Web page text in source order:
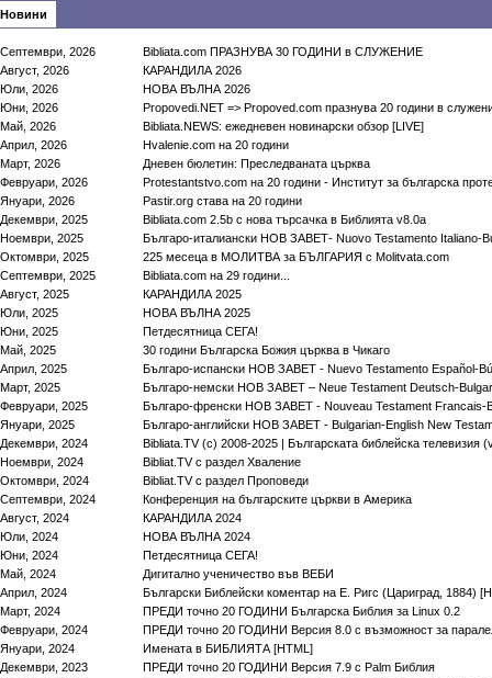
Новини
Септември, 2026
Bibliata.com ПРАЗНУВА 30 ГОДИНИ в СЛУЖЕНИЕ
Август, 2026
КАРАНДИЛА 2026
Юли, 2026
НОВА ВЪЛНА 2026
Юни, 2026
Propovedi.NET => Propoved.com празнува 20 години в
Май, 2026
Bibliata.NEWS: ежедневен новинарски обзор [LIVE]
Април, 2026
Hvalenie.com на 20 години
Март, 2026
Дневен бюлетин: Преследваната църква
Февруари, 2026
Protestantstvo.com на 20 години - Институт за българска
Януари, 2026
Pastir.org става на 20 години
Декември, 2025
Bibliata.com 2.5b с нова търсачка в Библията v8.0a
Ноември, 2025
Българо-италиански НОВ ЗАВЕТ- Nuovo Testamento Italiano-
Октомври, 2025
225 месеца в МОЛИТВА за БЪЛГАРИЯ c Molitvata.com
Септември, 2025
Bibliata.com на 29 години...
Август, 2025
КАРАНДИЛА 2025
Юли, 2025
НОВА ВЪЛНА 2025
Юни, 2025
Петдесятница СЕГА!
Май, 2025
30 години Българска Божия църква в Чикаго
Април, 2025
Българо-испански НОВ ЗАВЕТ - Nuevo Testamento Español-
Март, 2025
Българо-немски НОВ ЗАВЕТ – Neue Testament Deutsch-
Февруари, 2025
Българо-френски НОВ ЗАВЕТ - Nouveau Testament Francais-
Януари, 2025
Българо-английски НОВ ЗАВЕТ - Bulgarian-English New
Декември, 2024
Bibliata.TV (c) 2008-2025 | Българската библейска телевизия
Ноември, 2024
Bibliat.TV с раздел Хваление
Октомври, 2024
Bibliat.TV с раздел Проповеди
Септември, 2024
Конференция на българските църкви в Америка
Август, 2024
КАРАНДИЛА 2024
Юли, 2024
НОВА ВЪЛНА 2024
Юни, 2024
Петдесятница СЕГА!
Май, 2024
Дигитално ученичество във ВЕБИ
Април, 2024
Български Библейски коментар на Е. Ригс (Цариград, 1884)
Март, 2024
ПРЕДИ точно 20 ГОДИНИ Българска Библия за Linux 0.2
Февруари, 2024
ПРЕДИ точно 20 ГОДИНИ Версия 8.0 с възможност за
Януари, 2024
Имената в БИБЛИЯТА [HTML]
Декември, 2023
ПРЕДИ точно 20 ГОДИНИ Версия 7.9 с Palm Библия